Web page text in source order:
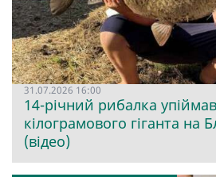
31.07.2026 16:00
14-річний рибалка
кілограмового гіганта на
(відео)